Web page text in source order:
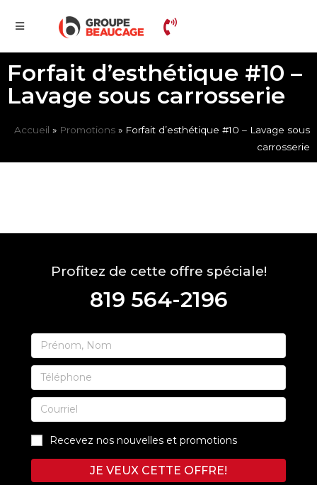
Forfait d’esthétique #10 –
Lavage sous carrosserie
Accueil » Promotions » Forfait d’esthétique #10 – Lavage sous
carrosserie
Profitez de cette offre spéciale!
819 564-2196
Recevez nos nouvelles et promotions
JE VEUX CETTE OFFRE!